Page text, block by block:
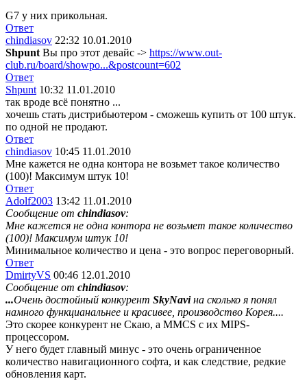
G7 у них прикольная.
Ответ
chindiasov 22:32 10.01.2010
Shpunt Вы про этот девайс -> https://www.out-
club.ru/board/showpo...&postcount=602
Ответ
Shpunt 10:32 11.01.2010
так вроде всё понятно ...
хочешь стать дистрибьютером - сможешь купить от 100 штук.
по одной не продают.
Ответ
chindiasov 10:45 11.01.2010
Мне кажется не одна контора не возьмет такое количество
(100)! Максимум штук 10!
Ответ
Adolf2003 13:42 11.01.2010
Сообщение от chindiasov:
Мне кажется не одна контора не возьмет такое количество
(100)! Максимум штук 10!
Минимальное количество и цена - это вопрос переговорный.
Ответ
DmirtyVS 00:46 12.01.2010
Сообщение от chindiasov:
...Очень достойный конкурент SkyNaviна сколько я понял
намного функцианальнее и красивее, производство Корея....
Это скорее конкурент не Скаю, а MMCS с их MIPS-
процессором.
У него будет главный минус - это очень ограниченное
количество навигационного софта, и как следствие, редкие
обновления карт.